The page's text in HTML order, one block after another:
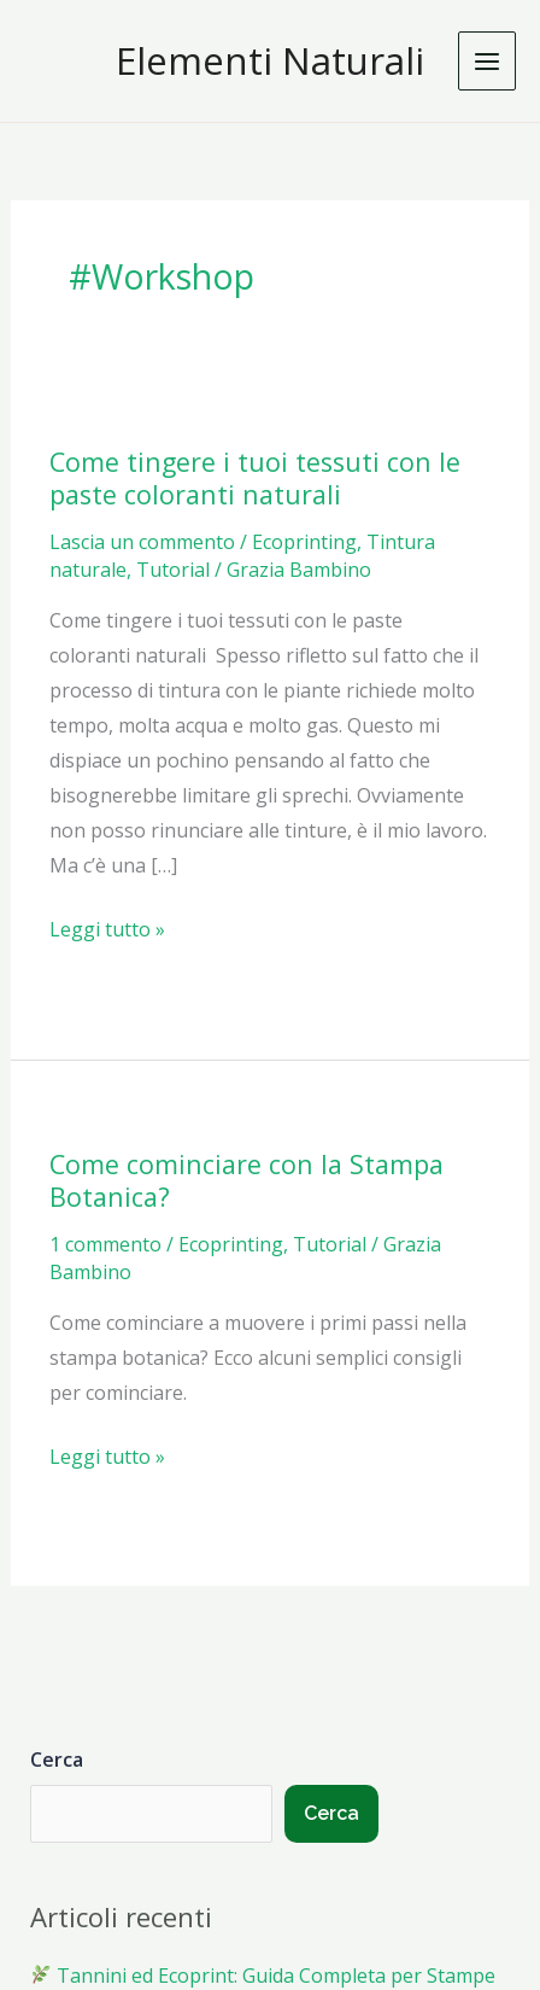
Elementi Naturali
#workshop
Come tingere i tuoi tessuti con le
paste coloranti naturali
Lascia un commento / Ecoprinting, Tintura
naturale, Tutorial /Grazia Bambino
Come tingere i tuoi tessuti con le paste
coloranti naturali Spesso rifletto sul fatto che il
processo di tintura con le piante richiede molto
tempo, molta acqua e molto gas. Questo mi
dispiace un pochino pensando al fatto che
bisognerebbe limitare gli sprechi. Ovviamente
non posso rinunciare alle tinture, è il mio lavoro.
Ma c’è una […]
Come
tessuti
paste
coloranti
naturali
Leggi tutto »
Come cominciare con la Stampa
Botanica?
1 commento / Ecoprinting, Tutorial /Grazia
Bambino
Come cominciare a muovere i primi passi nella
stampa botanica? Ecco alcuni semplici consigli
per cominciare.
Come
Leggi tutto »
Cerca
Cerca
Articoli recenti
Tannini ed Ecoprint: Guida Completa per Stampe